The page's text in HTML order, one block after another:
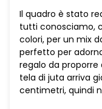
Il quadro è stato
tutti conosciamo,
colori, per un mix
perfetto per
regalo da proporre
tela di juta arriva
centimetri, quindi